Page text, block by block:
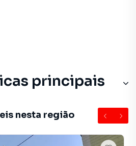
principais
nesta região